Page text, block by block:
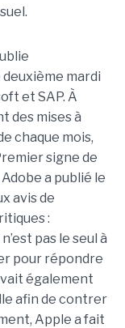
mardi
et SAP. À
des mises à
chaque mois,
signe de
a publié le
avis de
:
pas le seul à
pour répondre
également
afin de contrer
Apple a fait